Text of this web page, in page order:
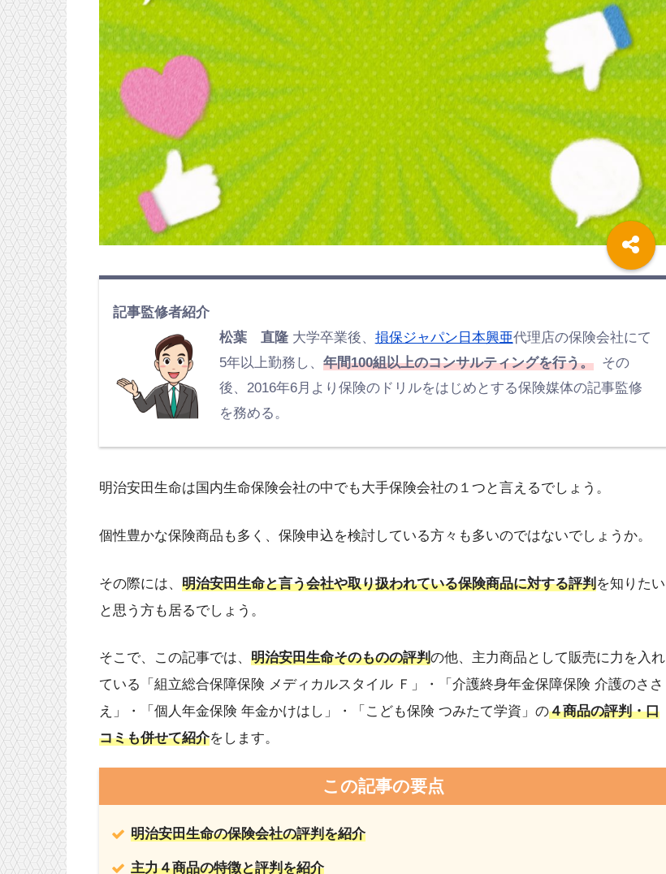
記事監修者紹介
松葉 直隆大学卒業後、 損保ジャパン日本興亜代理店の保険会社にて
5年以上勤務し、 年間100組以上のコンサルティングを行う。その
後、2016年6月より保険のドリルをはじめとする保険媒体の記事監修
を務める。
明治安田生命は国内生命保険会社の中でも大手保険会社の１つと言えるでしょう。
個性豊かな保険商品も多く、保険申込を検討している方々も多いのではないでしょうか。
その際には、 明治安田生命と言う会社や取り扱われている保険商品に対する評判を知りたい
と思う方も居るでしょう。
そこで、この記事では、 明治安田生命そのものの評判の他、主力商品として販売に力を入れ
ている「 組立総合保障保険 メディカルスタイル Ｆ」・「介護終身年金保障保険 介護のささ
え」・「個人年金保険 年金かけはし」・「こども保険 つみたて学資」の４商品の評判・口
コミも併せて紹介をします。
この記事の要点
明治安田生命の保険会社の評判を紹介
主力４商品の特徴と評判を紹介